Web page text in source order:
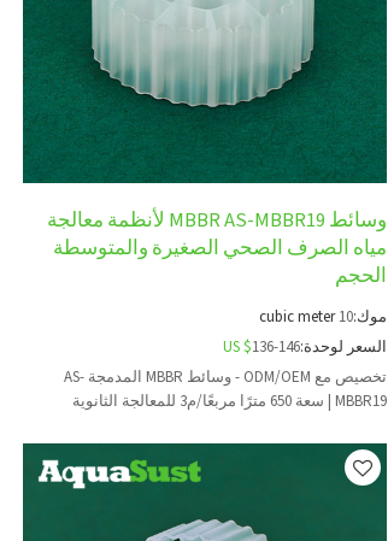
وسائط MBBR AS-MBBR19 لأنظمة معالجة
مياه الصرف الصحي الصغيرة والمتوسطة
الحجم
موك:10
cubic meter
السعر لوحدة:
US $136-146
تخصيص مع ODM/OEM - وسائط MBBR المدمجة AS-
MBBR19 | سعة 650 مترًا مربعًا/م3 للمعالجة الثانوية